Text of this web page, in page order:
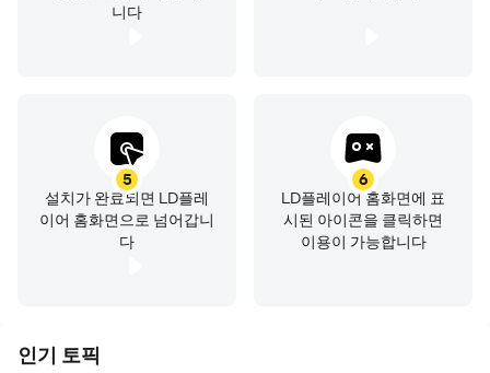
니다
5
설치가 완료되면 LD플레
이어 홈화면으로 넘어갑니
다
6
LD플레이어 홈화면에 표
시된 아이콘을 클릭하면
이용이 가능합니다
인기 토픽